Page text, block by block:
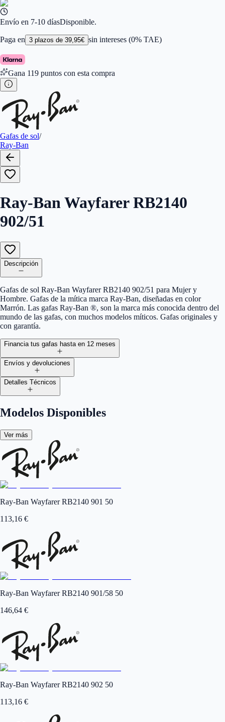
Forma:Cuadrada
Largo de la Varilla (mm) :150
Marca:Ray-Ban
Tipo de Cristales
Envío en 7-10 díasDisponible.
Paga en 3 plazos de 39,95€ sin intereses (0% TAE)
Gana 119 puntos con esta compra
Gafas de sol/
Ray-Ban
Ray-Ban Wayfarer RB2140
902/51
Descripción
Gafas de sol Ray-Ban Wayfarer RB2140 902/51 para Mujer y
Hombre. Gafas de la mítica marca Ray-Ban, diseñadas en color
Marrón. Las gafas Ray-Ban ®, son la marca más conocida dentro del
mundo de las gafas, con muchos modelos míticos. Gafas originales y
con garantía.
Financia tus gafas hasta en 12 meses
Envíos y devoluciones
Detalles Técnicos
Modelos Disponibles
Ver más
Ray-Ban Wayfarer RB2140 901 50
113,16 €
Ray-Ban Wayfarer RB2140 901/58 50
146,64 €
Ray-Ban Wayfarer RB2140 902 50
113,16 €